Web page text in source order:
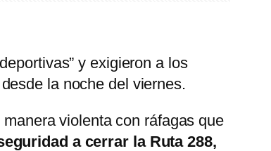
y exigieron a los
la noche del viernes.
violenta con ráfagas que
a cerrar la Ruta 288,